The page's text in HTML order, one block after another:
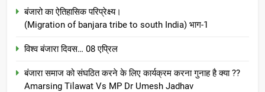
बंजारो का ऐतिहासिक परिप्रेक्ष्य।
(Migration of banjara tribe to south India) भाग-1
विश्व बंजारा दिवस… 08 एप्रिल
बंजारा समाज को संघठित करने के लिए कार्यक्रम करना गुनाह है क्या ??
Amarsing Tilawat Vs MP Dr Umesh Jadhav